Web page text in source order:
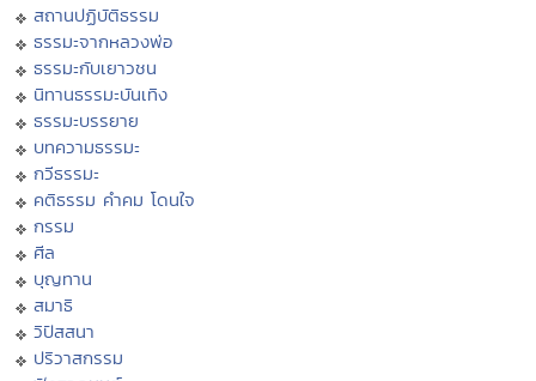
สถานปฏิบัติธรรม
ธรรมะจากหลวงพ่อ
ธรรมะกับเยาวชน
นิทานธรรมะบันเทิง
ธรรมะบรรยาย
บทความธรรมะ
กวีธรรมะ
คติธรรม คำคม โดนใจ
กรรม
ศีล
บุญทาน
สมาธิ
วิปัสสนา
ปริวาสกรรม